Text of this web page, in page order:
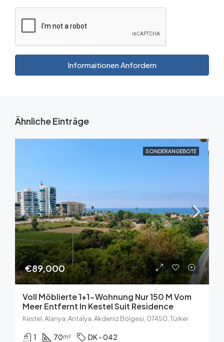
Informaitionen Anfordern
Ähnliche Einträge
SONDERANGEBOTE
€89,000
Voll Möblierte 1+1-Wohnung Nur 150 M Vom
Meer Entfernt In Kestel Suit Residence
Kestel, Alanya, Antalya, Akdeniz Bölgesi, 07450, Türkei
1 70m² DK - 042